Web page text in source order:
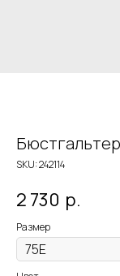
SKU:242114
2 730 р.
Размер